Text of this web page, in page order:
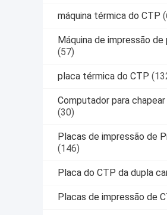
máquina térmica do CTP
Máquina de impressão de
(57)
placa térmica do CTP
Computador para chapear
(30)
Placas de impressão de
(146)
Placa do CTP da dupla
Placas de impressão de